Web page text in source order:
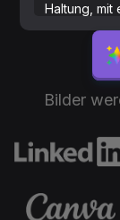
Haltung, mit
leichten
Bilder